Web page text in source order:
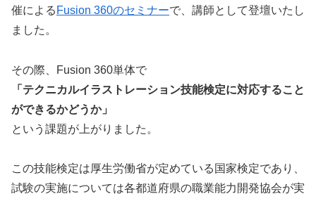
催による Fusion 360のセミナーで、講師として登壇いたし
ました。
その際、Fusion 360単体で
「テクニカルイラストレーション技能検定に対応すること
ができるかどうか」
という課題が上がりました。
この技能検定は厚生労働省が定めている国家検定であり、
試験の実施については各都道府県の職業能力開発協会が実